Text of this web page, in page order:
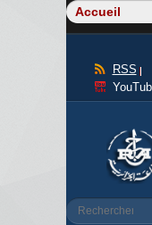
RSS
Rechercher